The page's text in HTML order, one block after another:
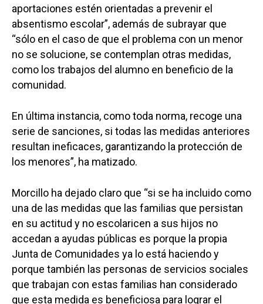
aportaciones estén orientadas a prevenir el
absentismo escolar”, además de subrayar que
“sólo en el caso de que el problema con un menor
no se solucione, se contemplan otras medidas,
como los trabajos del alumno en beneficio de la
comunidad.
En última instancia, como toda norma, recoge una
serie de sanciones, si todas las medidas anteriores
resultan ineficaces, garantizando la protección de
los menores”, ha matizado.
Morcillo ha dejado claro que “si se ha incluido como
una de las medidas que las familias que persistan
en su actitud y no escolaricen a sus hijos no
accedan a ayudas públicas es porque la propia
Junta de Comunidades ya lo está haciendo y
porque también las personas de servicios sociales
que trabajan con estas familias han considerado
que esta medida es beneficiosa para lograr el